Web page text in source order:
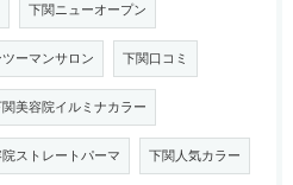
下関ニューオープン
ーマンサロン 下関口コミ
美容院イルミナカラー
ストレートパーマ 下関人気カラー